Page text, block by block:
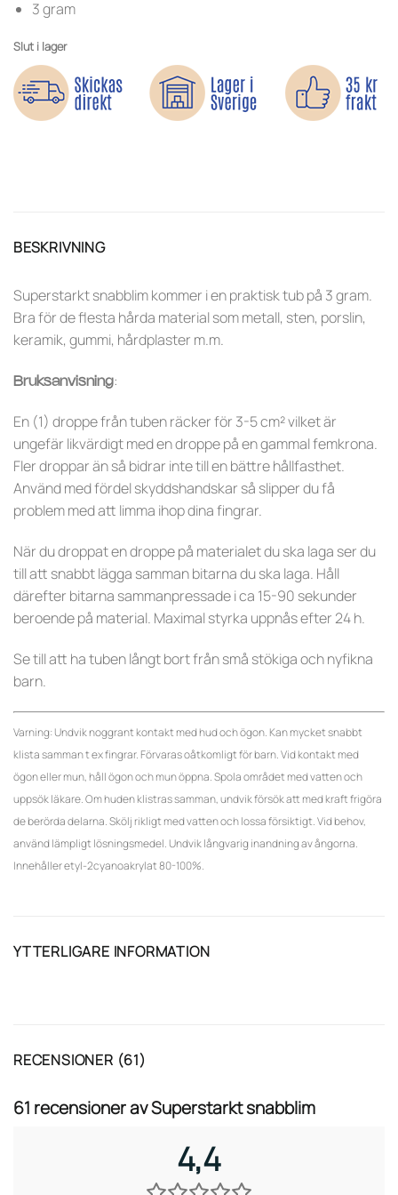
3 gram
Slut i lager
BESKRIVNING
Superstarkt snabblim kommer i en praktisk tub på 3 gram.
Bra för de flesta hårda material som metall, sten, porslin,
keramik, gummi, hårdplaster m.m.
Bruksanvisning:
En (1) droppe från tuben räcker för 3-5 cm² vilket är
ungefär likvärdigt med en droppe på en gammal femkrona.
Fler droppar än så bidrar inte till en bättre hållfasthet.
Använd med fördel skyddshandskar så slipper du få
problem med att limma ihop dina fingrar.
När du droppat en droppe på materialet du ska laga ser du
till att snabbt lägga samman bitarna du ska laga. Håll
därefter bitarna sammanpressade i ca 15-90 sekunder
beroende på material. Maximal styrka uppnås efter 24 h.
Se till att ha tuben långt bort från små stökiga och nyfikna
barn.
Varning: Undvik noggrant kontakt med hud och ögon. Kan mycket snabbt
klista samman t ex fingrar. Förvaras oåtkomligt för barn. Vid kontakt med
ögon eller mun, håll ögon och mun öppna. Spola området med vatten och
uppsök läkare. Om huden klistras samman, undvik försök att med kraft frigöra
de berörda delarna. Skölj rikligt med vatten och lossa försiktigt. Vid behov,
använd lämpligt lösningsmedel. Undvik långvarig inandning av ångorna.
Innehåller etyl-2cyanoakrylat 80-100%.
YTTERLIGARE INFORMATION
RECENSIONER (61)
61 recensioner avSuperstarkt snabblim
4,4